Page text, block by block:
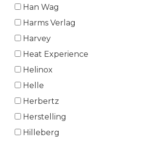
Han Wag
Harms Verlag
Harvey
Heat Experience
Helinox
Helle
Herbertz
Herstelling
Hilleberg